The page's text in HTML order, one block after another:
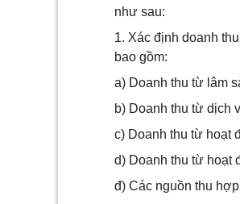
như sau:
1. Xác định doanh
bao gồm:
a) Doanh thu từ lâm
b) Doanh thu từ dịch
c) Doanh thu từ hoạt
d) Doanh thu từ hoạt
đ) Các nguồn thu